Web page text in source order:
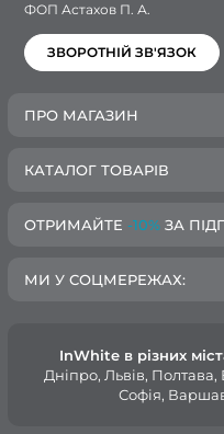
ФОП Астахов П. А.
ЗВОРОТНІЙ ЗВ'ЯЗОК
ПРО МАГАЗИН
КАТАЛОГ ТОВАРІВ
ОТРИМАЙТЕ -10% ЗА
МИ У СОЦМЕРЕЖАХ:
InWhite в різних
Дніпро, Львів,
Софія,